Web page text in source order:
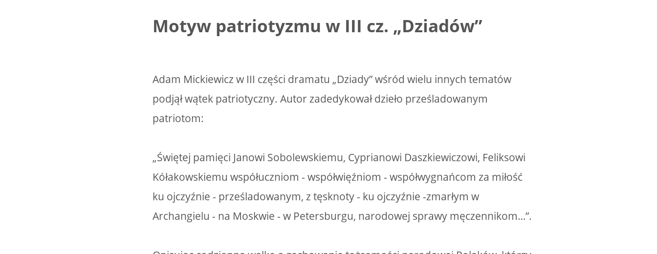
Motyw patriotyzmu w III cz. „Dziadów”
Adam Mickiewicz w III części dramatu „Dziady” wśród wielu innych tematów
podjął wątek patriotyczny. Autor zadedykował dzieło prześladowanym
patriotom:
„Świętej pamięci Janowi Sobolewskiemu, Cyprianowi Daszkiewiczowi, Feliksowi
Kółakowskiemu współuczniom - współwięźniom - współwygnańcom za miłość
ku ojczyźnie - prześladowanym, z tęsknoty - ku ojczyźnie -zmarłym w
Archangielu - na Moskwie - w Petersburgu, narodowej sprawy męczennikom…”.